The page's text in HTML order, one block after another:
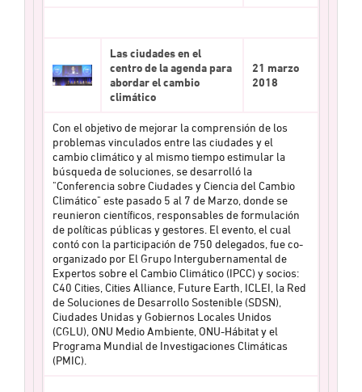
Las ciudades en el
centro de la agenda para
abordar el cambio
climático
21 marzo
2018
Con el objetivo de mejorar la comprensión de los
problemas vinculados entre las ciudades y el
cambio climático y al mismo tiempo estimular la
búsqueda de soluciones, se desarrolló la
"Conferencia sobre Ciudades y Ciencia del Cambio
Climático" este pasado 5 al 7 de Marzo, donde se
reunieron científicos, responsables de formulación
de políticas públicas y gestores. El evento, el cual
contó con la participación de 750 delegados, fue co-
organizado por El Grupo Intergubernamental de
Expertos sobre el Cambio Climático (IPCC) y socios:
C40 Cities, Cities Alliance, Future Earth, ICLEI, la Red
de Soluciones de Desarrollo Sostenible (SDSN),
Ciudades Unidas y Gobiernos Locales Unidos
(CGLU), ONU Medio Ambiente, ONU-Hábitat y el
Programa Mundial de Investigaciones Climáticas
(PMIC).